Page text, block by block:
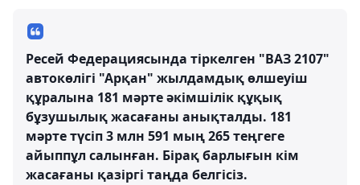
Ресей Федерациясында тіркелген "ВАЗ 2107"
автокөлігі "Арқан" жылдамдық өлшеуіш
құралына 181 мәрте әкімшілік құқық
бұзушылық жасағаны анықталды. 181
мәрте түсіп 3 млн 591 мың 265 теңгеге
айыппұл салынған. Бірақ барлығын кім
жасағаны қазіргі таңда белгісіз.